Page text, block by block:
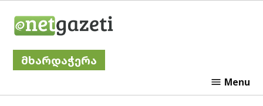
მხარდაჭერა
Menu